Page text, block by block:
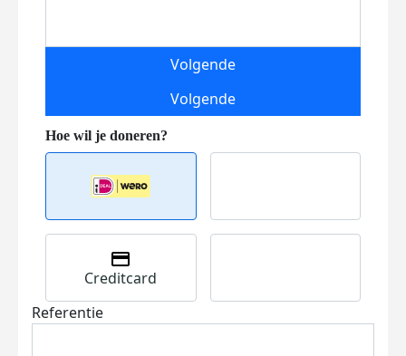
Volgende
Volgende
Creditcard
Referentie